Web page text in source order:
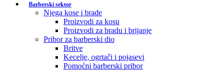
Barberski sektor
Njega kose i brade
Proizvodi za kosu
Proizvodi za bradu i brijanje
Pribor za barberski dio
Britve
Kecelje, ogrtači i pojasevi
Pomoćni barberski pribor